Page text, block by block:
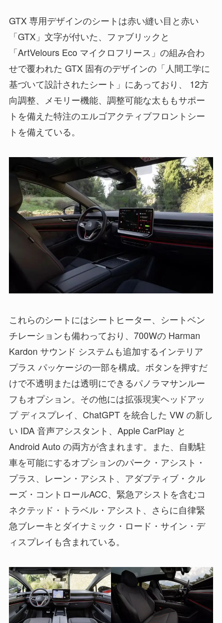
GTX 専用デザインのシートは赤い縫い目と赤い
「GTX」文字が付いた、ファブリックと
「ArtVelours Eco マイクロフリース」の組み合わ
せで覆われた GTX 固有のデザインの「人間工学に
基づいて設計されたシート」にあっており、 12方
向調整、メモリー機能、調整可能な太ももサポー
トを備えた特注のエルゴアクティブフロントシー
トを備えている。
これらのシートにはシートヒーター、シートベン
チレーションも備わっており、700Wの Harman
Kardon サウンド システムも追加するインテリア
プラス パッケージの一部を構成。ボタンを押すだ
けで不透明または透明にできるパノラマサンルー
フもオプション。その他には拡張現実ヘッドアッ
プ ディスプレイ、ChatGPT を統合した VW の新し
い IDA 音声アシスタント、Apple CarPlay と
Android Auto の両方が含まれます。また、自動駐
車を可能にするオプションのパーク・アシスト・
プラス、レーン・アシスト、アダプティブ・クル
ーズ・コントロールACC、緊急アシストを含むコ
ネクテッド・トラベル・アシスト、さらに自律緊
急ブレーキとダイナミック・ロード・サイン・デ
ィスプレイも含まれている。